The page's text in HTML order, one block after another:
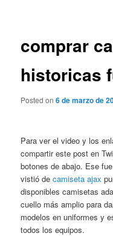
comprar
historicas
Posted on6 de marzo de
Para ver el video y los
compartir este post en
botones de abajo. Ese
vistió decamiseta ajax
disponibles camisetas
cuello más amplio para
modelos en uniformes y
todos los equipos.